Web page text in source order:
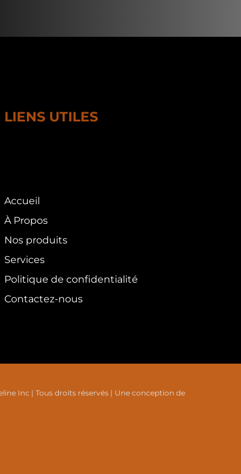
LIENS UTILES
Accueil
À Propos
Nos produits
Services
Politique de confidentialité
Contactez-nous
Inc | Tous droits réservés | Une conception de